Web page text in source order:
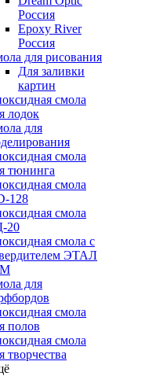
Россия
Epoxy River
Россия
для рисования
Для заливки
картин
смола
лодок
для
смола
тюнинга
смола
128
смола
20
смола с
ЭТАЛ
для
смола
полов
смола
творчества